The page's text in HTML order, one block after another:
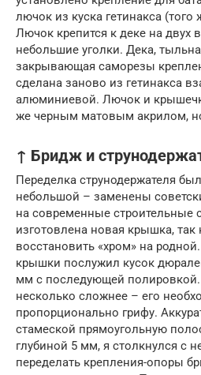
лючок из куска гетинакса (того
Лючок крепится к деке на двух
небольшие уголки. Дека,
закрывающая саморезы
сделана заново из гетинакса
алюминиевой. Лючок и
же черным матовым акрилом,
↑ Бридж и
Переделка струнодержателя
небольшой – заменены
на современные строительные
изготовлена новая крышка,
восстановить «хром» на
крышки послужил кусок
мм с последующей
несколько сложнее – его
пропорционально грифу.
стамеской прямоугольную
глубиной 5 мм, я столкнулся с
переделать крепления-опоры